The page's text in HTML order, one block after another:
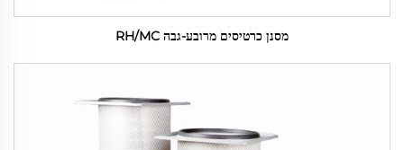
מסנן כרטיסים מרובע-גבה RH/MC